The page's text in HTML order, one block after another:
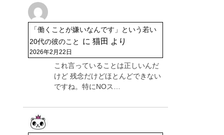
「働くことが嫌いなんです」という若い
20代の彼のこと
に 猫田 より
2026年2月22日
これ言っていることは正しいんだ
けど 残念だけどほとんどできない
ですね。特にNOス…